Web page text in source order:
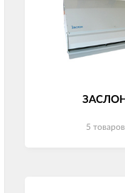
ЗАСЛОН
5 товаров